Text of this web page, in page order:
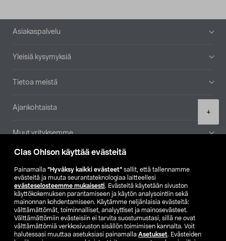
Clas Ohlson käyttää evästeitä
Painamalla ”Hyväksy kaikki evästeet” sallit, että tallennamme
evästeitä ja muuta seurantateknologiaa laitteellesi
evästeselosteemme mukaisesti. Evästeitä käytetään sivuston
käyttökokemuksen parantamiseen ja käytön analysointiin sekä
mainonnan kohdentamiseen. Käytämme neljänlaisia evästeitä:
välttämättömät, toiminnalliset, analyyttiset ja mainosevästeet.
Välttämättömiin evästeisiin ei tarvita suostumustasi, sillä ne ovat
välttämättömiä verkkosivuston sisällön toimimisen kannalta. Voit
halutessasi muuttaa asetuksiasi painamalla Asetukset. Evästeiden
+
Alatunniste
Asiakaspalvelu
Yleisiä kysymyksiä
Tietoa meistä
Ajankohtaista
Muut yrityksemme
Etsi myymälä
SE NO FI
FI SV